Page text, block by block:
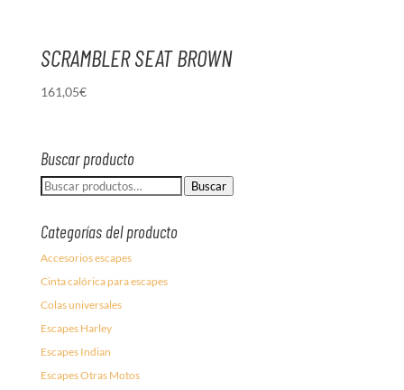
SCRAMBLER SEAT BROWN
161,05€
Buscar producto
Buscar
Buscar
Categorías del producto
Accesorios escapes
Cinta calórica para escapes
Colas universales
Escapes Harley
Escapes Indian
Escapes Otras Motos